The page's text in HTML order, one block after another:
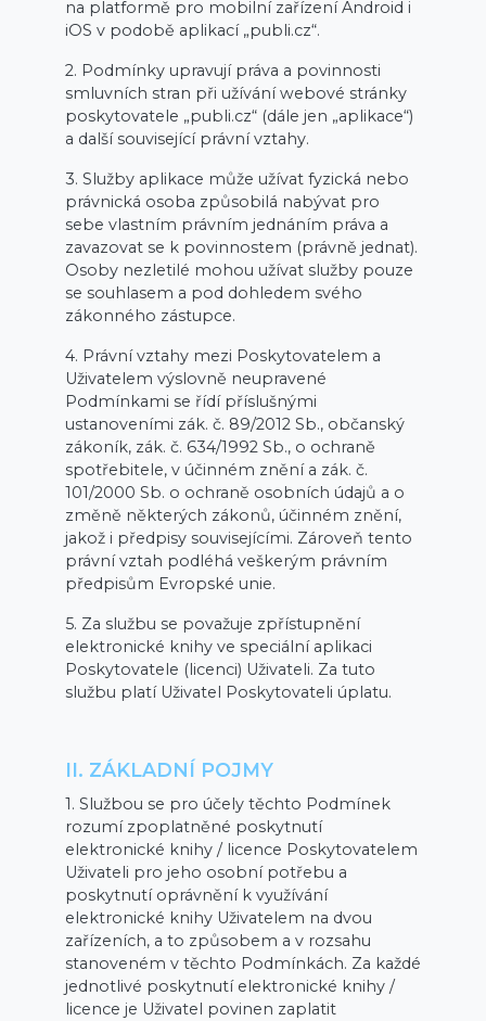
na platformě pro mobilní zařízení Android i
iOS v podobě aplikací „publi.cz“.
2. Podmínky upravují práva a povinnosti
smluvních stran při užívání webové stránky
poskytovatele „publi.cz“ (dále jen „aplikace“)
a další související právní vztahy.
3. Služby aplikace může užívat fyzická nebo
právnická osoba způsobilá nabývat pro
sebe vlastním právním jednáním práva a
zavazovat se k povinnostem (právně jednat).
Osoby nezletilé mohou užívat služby pouze
se souhlasem a pod dohledem svého
zákonného zástupce.
4. Právní vztahy mezi Poskytovatelem a
Uživatelem výslovně neupravené
Podmínkami se řídí příslušnými
ustanoveními zák. č. 89/2012 Sb., občanský
zákoník, zák. č. 634/1992 Sb., o ochraně
spotřebitele, v účinném znění a zák. č.
101/2000 Sb. o ochraně osobních údajů a o
změně některých zákonů, účinném znění,
jakož i předpisy souvisejícími. Zároveň tento
právní vztah podléhá veškerým právním
předpisům Evropské unie.
5. Za službu se považuje zpřístupnění
elektronické knihy ve speciální aplikaci
Poskytovatele (licenci) Uživateli. Za tuto
službu platí Uživatel Poskytovateli úplatu.
II. ZÁKLADNÍ POJMY
1. Službou se pro účely těchto Podmínek
rozumí zpoplatněné poskytnutí
elektronické knihy / licence Poskytovatelem
Uživateli pro jeho osobní potřebu a
poskytnutí oprávnění k využívání
elektronické knihy Uživatelem na dvou
zařízeních, a to způsobem a v rozsahu
stanoveném v těchto Podmínkách. Za každé
jednotlivé poskytnutí elektronické knihy /
licence je Uživatel povinen zaplatit